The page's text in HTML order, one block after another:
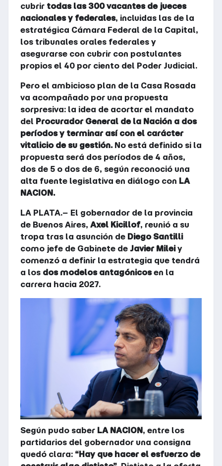
cubrir todas las 300 vacantes de jueces
nacionales y federales, incluidas las de la
estratégica Cámara Federal de la Capital,
los tribunales orales federales y
asegurarse con cubrir con postulantes
propios el 40 por ciento del Poder Judicial.
Pero el ambicioso plan de la Casa Rosada
va acompañado por una propuesta
sorpresiva: la idea de acortar el mandato
del Procurador General de la Nación a dos
períodos y terminar así con el carácter
vitalicio de su gestión.No está definido si la
propuesta será dos períodos de 4 años,
dos de 5 o dos de 6, según reconoció una
alta fuente legislativa en diálogo con LA
NACION.
LA PLATA.− El gobernador de la provincia
de Buenos Aires, Axel Kicillof, reunió a su
tropa tras la asunción de Diego Santilli
como jefe de Gabinete de Javier Mileiy
comenzó a definir la estrategia que tendrá
a los dos modelos antagónicosen la
carrera hacia 2027.
Según pudo saber LA NACION, entre los
partidarios del gobernador una consigna
quedó clara: “Hay que hacer el esfuerzo de